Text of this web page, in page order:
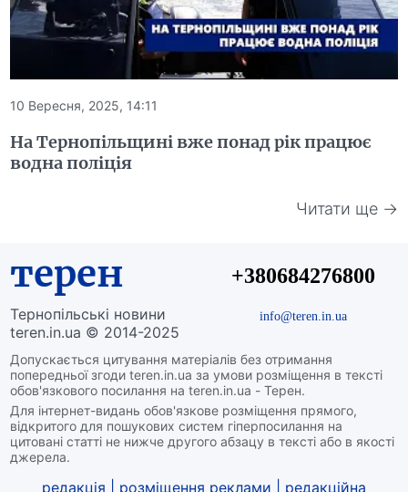
10 Вересня, 2025, 14:11
На Тернопільщині вже понад рік працює
водна поліція
Читати ще →
терен
Тернопільські новини
teren.in.ua © 2014-2025
Допускається цитування матеріалів без отримання
попередньої згоди teren.in.ua за умови розміщення в тексті
обов'язкового посилання на teren.in.ua - Терен.
Для інтернет-видань обов'язкове розміщення прямого,
відкритого для пошукових систем гіперпосилання на
цитовані статті не нижче другого абзацу в тексті або в якості
джерела.
+380684276800
info@teren.in.ua
редакція розміщення реклами редакційна